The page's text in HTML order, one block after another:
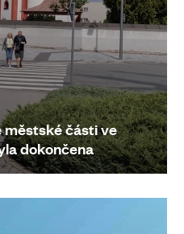
městské části ve
dokončena